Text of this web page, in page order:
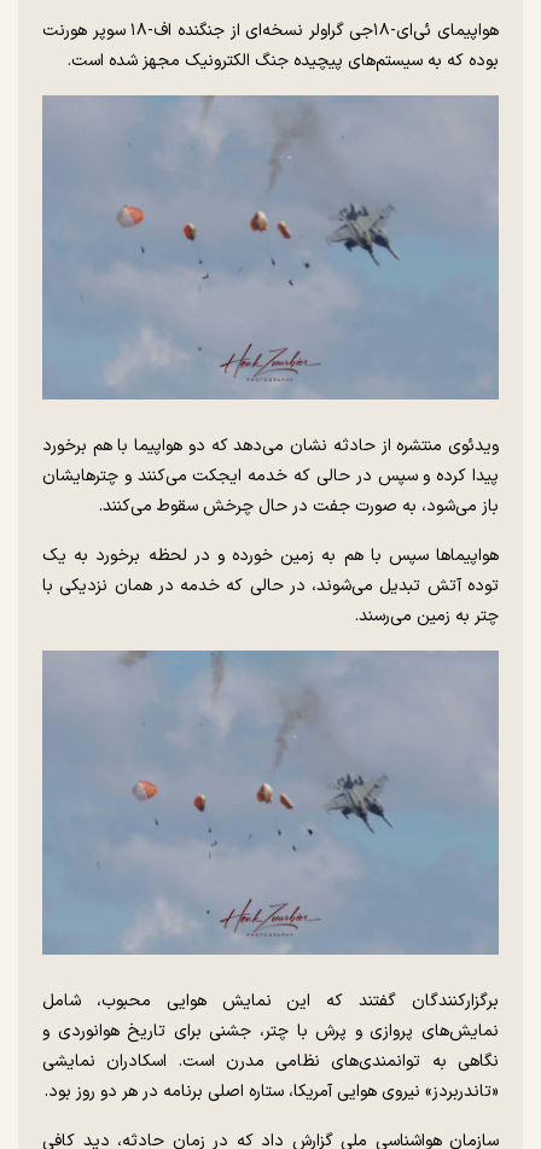
هواپیمای ئی‌ای-۱۸جی گراولر نسخه‌ای از جنگنده اف-۱۸ سوپر هورنت
بوده که به سیستم‌های پیچیده جنگ الکترونیک مجهز شده است.
ویدئوی منتشره از حادثه نشان می‌دهد که دو هواپیما با هم برخورد
پیدا کرده و سپس در حالی که خدمه ایجکت می‌کنند و چترهایشان
باز می‌شود، به صورت جفت در حال چرخش سقوط می‌کنند.
هواپیما‌ها سپس با هم به زمین خورده و در لحظه برخورد به یک
توده آتش تبدیل می‌شوند، در حالی که خدمه در همان نزدیکی با
چتر به زمین می‌رسند.
برگزارکنندگان گفتند که این نمایش هوایی محبوب، شامل
نمایش‌های پروازی و پرش با چتر، جشنی برای تاریخ هوانوردی و
نگاهی به توانمندی‌های نظامی مدرن است. اسکادران نمایشی
«تاندربردز» نیروی هوایی آمریکا، ستاره اصلی برنامه در هر دو روز بود.
سازمان هواشناسی ملی گزارش داد که در زمان حادثه، دید کافی